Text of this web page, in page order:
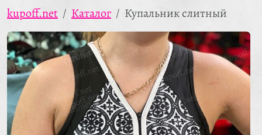
kupoff.net Каталог Купальник слитный